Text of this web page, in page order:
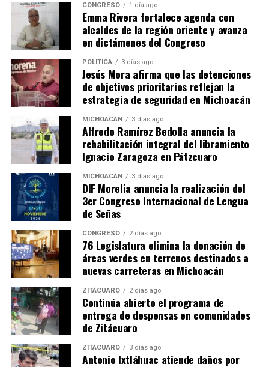
ambiente político más favorable” en Arizona
“permitiría alcanzar el pleno potencial que existe en
comercio, inversión y turismo, si bien el mercado
mexicano es ya el principal destino internacional de los
productos de ese estado”.
La Presidencia mexicana indicó que, en la reunión,
McCain expresó su apoyo a “los
de seguridad
del nuevo Gobierno de México y subrayó
que la cooperación bilateral debiera mantenerse sobre
la base de la responsabilidad compartida”.
En febrero del año pasado, unas
McCainsobre la lucha contra el narcotráfico en
Méxicodesataron una polémicaen este país porque
puso en duda el compromiso de “al menos un candidato”
presidencial, al que no identificó.
Para entonces ya estaba participando en la campaña
electoral el propio Peña Nieto, que venció en los
comicios del 1 de julio pasado, imponiéndose al
izquierdista Andrés Manuel López Obrador y a la
conservadora Josefina Vázquez Mota.
En una audiencia del Comité de las Fuerzas Armadas del
Senado, McCain lepidió al Director Nacional de
CONGRESO 1 día ago
Emma Rivera fortalece agenda con
alcaldes de la región oriente y avanza
en dictámenes del Congreso
POLÍTICA 3 días ago
Jesús Mora afirma que las detenciones
de objetivos prioritarios reflejan la
estrategia de seguridad en Michoacán
MICHOACÁN 3 días ago
Alfredo Ramírez Bedolla anuncia la
rehabilitación integral del libramiento
Ignacio Zaragoza en Pátzcuaro
MICHOACÁN 3 días ago
DIF Morelia anuncia la realización del
3er Congreso Internacional de Lengua
de Señas
CONGRESO 2 días ago
76 Legislatura elimina la donación de
áreas verdes en terrenos destinados a
nuevas carreteras en Michoacán
ZITÁCUARO 2 días ago
Continúa abierto el programa de
entrega de despensas en comunidades
de Zitácuaro
ZITÁCUARO 3 días ago
Antonio Ixtláhuac atiende daños por